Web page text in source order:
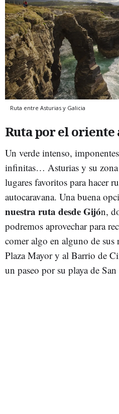
Ruta entre Asturias y Galicia
Ruta por el oriente
Un verde intenso,
infinitas… Asturias y su zona
lugares favoritos para hacer
autocaravana. Una buena
nuestra ruta desde Gijón,
podremos aprovechar para
comer algo en alguno de sus
Plaza Mayor y al Barrio de
un paseo por su playa de